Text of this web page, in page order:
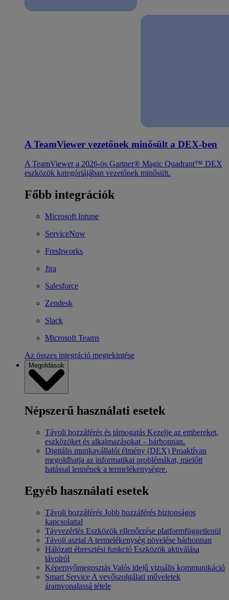
A TeamViewer vezetőnek minősült a DEX-ben
A TeamViewer a 2026-ös Gartner® Magic Quadrant™ DEX
eszközök kategóriájában vezetőnek minősült.
Főbb integrációk
Microsoft Intune
ServiceNow
Freshworks
Jira
Salesforce
Zendesk
Slack
Microsoft Teams
Az összes integráció megtekintése
Megoldások
Népszerű használati esetek
Távoli hozzáférés és támogatás Kezelje az embereket,
eszközöket és alkalmazásokat – bárhonnan.
Digitális munkavállalói élmény (DEX) Proaktívan
megoldhatja az informatikai problémákat, mielőtt
hatással lennének a termelékenységre.
Egyéb használati esetek
Távoli hozzáférés Jobb hozzáférés biztonságos
kapcsolattal
Távvezérlés Eszközök ellenőrzése platformfüggetlenül
Távoli asztal A termelékenység növelése bárhonnan
Hálózati ébresztési funkció Eszközök aktiválása
távolról
Képernyőmegosztás Valós idejű vizuális kommunikáció
Smart Service A vevőszolgálati műveletek
áramvonalassá tétele